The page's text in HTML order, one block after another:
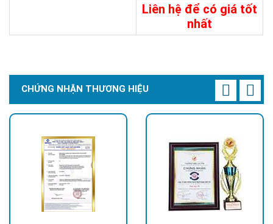
220W-38V
Liên hệ để có giá tốt
nhất
CHỨNG NHẬN THƯƠNG HIỆU